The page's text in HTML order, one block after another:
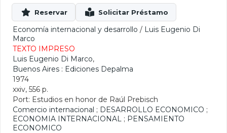
Economía internacional y desarrollo / Luis Eugenio Di
Marco
TEXTO IMPRESO
Luis Eugenio Di Marco,
Buenos Aires : Ediciones Depalma
1974
xxiv, 556 p.
Port: Estudios en honor de Raúl Prebisch
Comercio internacional ; DESARROLLO ECONOMICO ;
ECONOMIA INTERNACIONAL ; PENSAMIENTO
ECONOMICO